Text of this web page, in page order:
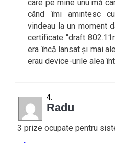
care pe mine unu mă
când îmi amintesc
vindeau la un moment
certificate “draft
era încă lansat și mai
erau device-urile alea
Radu
3 prize ocupate pentru